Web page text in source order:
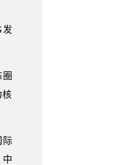
发
核
际
中